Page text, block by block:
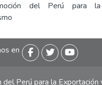
del Perú para la
en
del Perú para la